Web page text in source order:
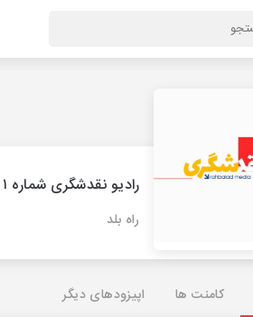
رادیو نقدشگری شماره ۱
راه بلد
کامنت ها اپیزودهای دیگر